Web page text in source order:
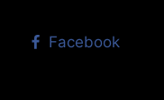
Facebook